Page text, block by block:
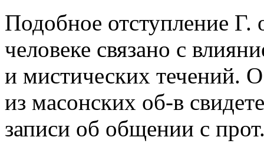
Подобное отступление Г.
человеке связано с
и мистических течений.
из масонских об-в
записи об общении с